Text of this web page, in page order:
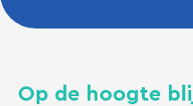
Op de hoogte